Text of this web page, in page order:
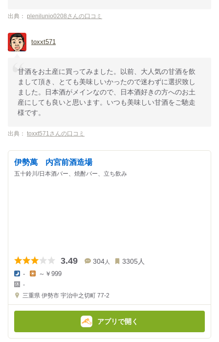
出典： plenilunio0208さんの口コミ
toxxt571
甘酒をお土産に買ってみました。以前、大人気の甘酒を飲
まして頂き、とても美味しいかったので迷わずに選択致し
ました。日本酒がメインなので、日本酒好きの方へのお土
産にしても良いと思います。いつも美味しい甘酒をご馳走
様です。
出典： toxxt571さんの口コミ
伊勢萬 内宮前酒造場
五十鈴川/日本酒バー、焼酎バー、立ち飲み
3.49 304人 3305 人
夜
の
金
-
金
額
～￥999
-
三重県 伊勢市 宇治中之切町 77-2
アプリで開く